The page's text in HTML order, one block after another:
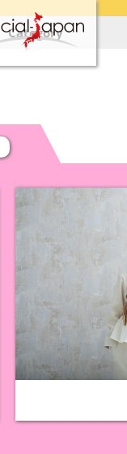
Category